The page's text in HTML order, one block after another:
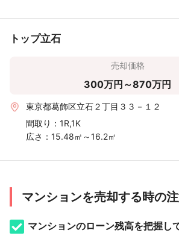
トップ立石
売却価格
300万円～870万円
東京都葛飾区立石２丁目３３－１２
間取り： 1R,1K
広さ： 15.48㎡～16.2㎡
マンションを売却する時の
マンションのローン残高を把握し